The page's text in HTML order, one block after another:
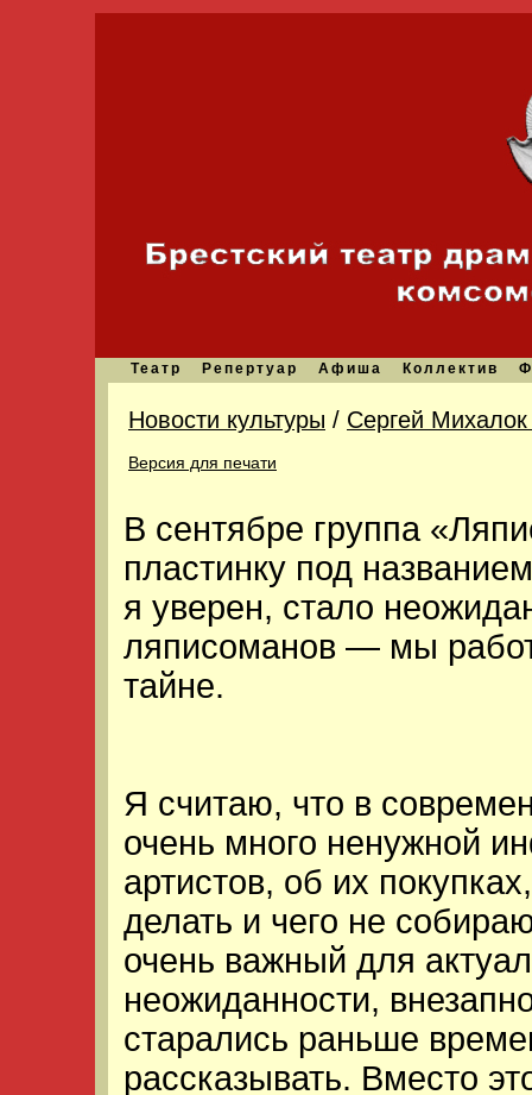
Театр Репертуар Афиша Коллектив
Новости культуры / Сергей
Версия для печати
В сентябре группа
пластинку под
я уверен, стало
ляписоманов — мы
тайне.
Я считаю, что в
очень много ненужной
артистов, об их
делать и чего не
очень важный для
неожиданности,
старались раньше
рассказывать. Вместо